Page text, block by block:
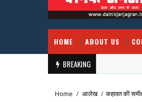
HOME ABOUT US
BREAKING
Home / आलेख / कहावत की